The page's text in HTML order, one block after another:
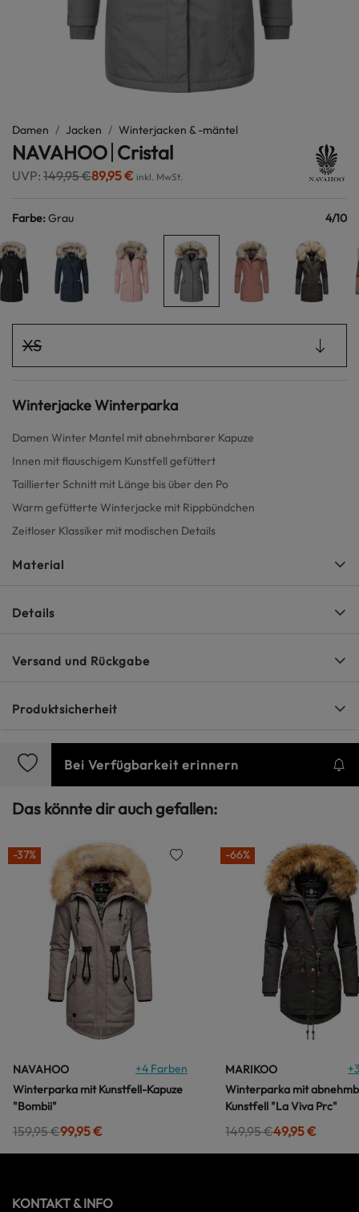
Damen Jacken Winterjacken & -mäntel
NAVAHOO Cristal
UVP: 149,95 €89,95 € inkl. MwSt.
Farbe:Grau 4/10
XS
Winterjacke Winterparka
Damen Winter Mantel mit abnehmbarer Kapuze
Innen mit flauschigem Kunstfell gefüttert
Taillierter Schnitt mit Länge bis über den Po
Warm gefütterte Winterjacke mit Rippbündchen
Zeitloser Klassiker mit modischen Details
Material
Details
Versand und Rückgabe
Produktsicherheit
Bei Verfügbarkeit erinnern
Das könnte dir auch gefallen:
-37%
NAVAHOO +4 Farben
Winterparka mit Kunstfell-Kapuze
"Bombii"
159,95 €99,95 €
-66%
MARIKOO +
Winterparka mit
Kunstfell "La Viva Prc"
149,95 €49,95 €
KONTAKT & INFO